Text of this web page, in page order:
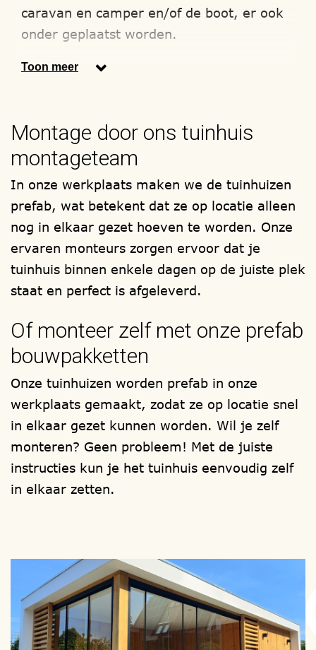
caravan en camper en/of de boot, er ook
onder geplaatst worden.
Wij maken alleen gebruik van hout
lariks/douglas, red-cedar en onder druk
geïmpregneerd / verduurzaamd
vurenhout. Elke dubbele of enkele garage
wordt samengesteld, zoals u het wenst.
Uw bouwwerk wordt in onze eigen
timmerwerkplaats gefabriceerd en als
totaal compleet prefab bouwpakket bij u
thuis afgeleverd, om zelf te (laten)
voor u klaar.
Ontwerp uw eigen garage met of zonder
carport en kies zelf, een model,
een houtsoort, de afmetingen, het type
raam en deur, de vorm van het dak, wel
of geen zolder. 1001tuinhuisjes, heeft
meer dan 1000 mogelijkheden.
kunnen de garage(s) geïsoleerd worden.
Uw bouwwerk wordt in eigen beheer
gefabriceerd en als totaal bouwpakket bij
u thuis afgeleverd, om zelf te (laten)
Toon meer
Montage door ons tuinhuis
montageteam
In onze werkplaats maken we de tuinhuizen
prefab, wat betekent dat ze op locatie alleen
nog in elkaar gezet hoeven te worden. Onze
ervaren monteurs zorgen ervoor dat je
tuinhuis binnen enkele dagen op de juiste plek
staat en perfect is afgeleverd.
Of monteer zelf met onze prefab
bouwpakketten
Onze tuinhuizen worden prefab in onze
werkplaats gemaakt, zodat ze op locatie snel
in elkaar gezet kunnen worden. Wil je zelf
monteren? Geen probleem! Met de juiste
instructies kun je het tuinhuis eenvoudig zelf
in elkaar zetten.